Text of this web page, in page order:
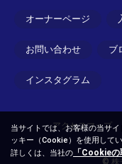
オーナーページ
お問い合わせ ブ
インスタグラム
アクセスマップ
© 株
当サイトでは、お客様の当サ
ッキー（Cookie）を使用してい
詳しくは、当社の 「Cookieの